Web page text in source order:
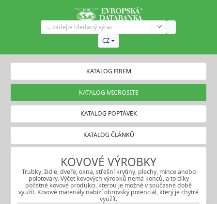
CZ
KATALOG FIREM
KATALOG MICROSITE
KATALOG POPTÁVEK
KATALOG ČLÁNKŮ
KOVOVÉ VÝROBKY
Trubky, židle, dveře, okna, střešní krytiny, plechy, mince anebo
polotovary. Výčet kovových výrobků nemá konců, a to díky
početné kovové produkci, kterou je možné v současné době
využít. Kovové materiály nabízí obrovský potenciál, který je chytré
využít.